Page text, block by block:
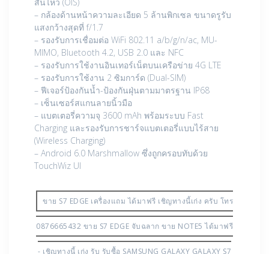
– กล้องด้านหน้าความละเอียด 5 ล้านพิกเซล ขนาดรูรับ
แสงกว้างสุดที่ f/1.7
– รองรับการเชื่อมต่อ WiFi 802.11 a/b/g/n/ac, MU-
MIMO, Bluetooth 4.2, USB 2.0 และ NFC
– รองรับการใช้งานอินเทอร์เน็ตบนเครือข่าย 4G LTE
– รองรับการใช้งาน 2 ซิมการ์ด (Dual-SIM)
– ฟีเจอร์ป้องกันน้ำ-ป้องกันฝุ่นตามมาตรฐาน IP68
– เซ็นเซอร์สแกนลายนิ้วมือ
– แบตเตอรี่ความจุ 3600 mAh พร้อมระบบ Fast
Charging และรองรับการชาร์จแบตเตอรี่แบบไร้สาย
(Wireless Charging)
– Android 6.0 Marshmallow ซึ่งถูกครอบทับด้วย
TouchWiz UI
ขาย S7 EDGE เครื่องแถม ได้มาฟรี เชิญทางนี้เก่ง ครับ โทร
0876665432 ขาย S7 EDGE จับฉลาก ขาย NOTE5 ได้มาฟรี
- เชิญทางนี้ เก่ง รับ รับซื้อ SAMSUNG GALAXY GALAXY S7